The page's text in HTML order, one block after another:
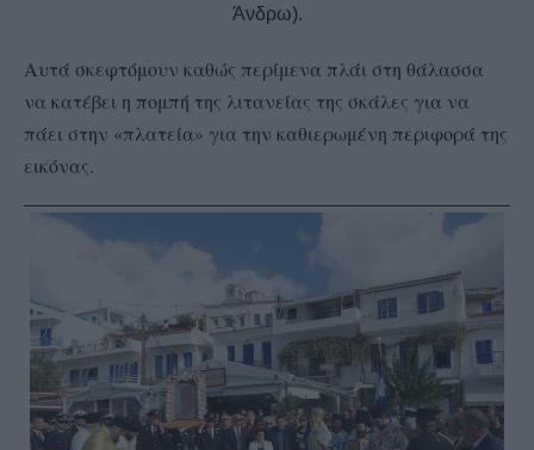
Άνδρω).
Αυτά σκεφτόμουν καθώς περίμενα πλάι στη θάλασσα
να κατέβει η πομπή της λιτανείας της σκάλες για να
πάει στην «πλατεία» για την καθιερωμένη περιφορά της
εικόνας.